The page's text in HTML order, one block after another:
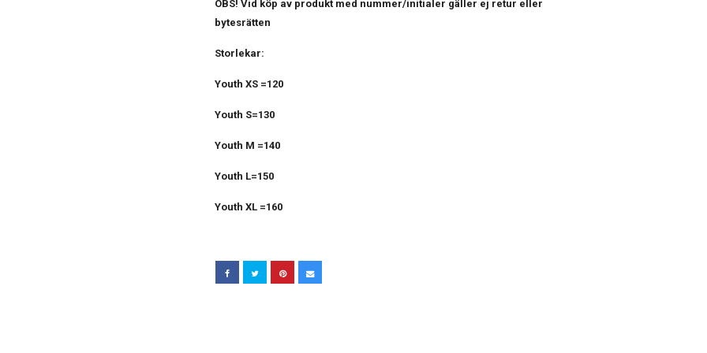
OBS! Vid köp av produkt med nummer/initialer gäller ej retur eller
bytesrätten
Storlekar:
Youth XS =120
Youth S=130
Youth M =140
Youth L=150
Youth XL =160